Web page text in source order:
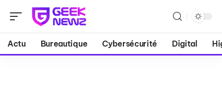
Actu Bureautique Cybersécurité Digital